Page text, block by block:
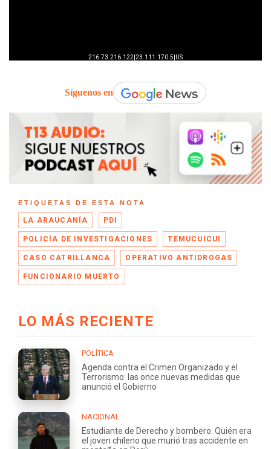
Síguenos en
ETIQUETAS DE ESTA NOTA
LA ARAUCANÍA PDI
POLICÍA DE INVESTIGACIONES TEMUCUICUI
CASO CATRILLANCA OPERATIVO ANTIDROGAS
FUNCIONARIO MUERTO
LO MÁS RECIENTE
POLÍTICA
Agenda contra el Crimen Organizado y el
Terrorismo: las once nuevas medidas que
anunció el Gobierno
NACIONAL
Estudiante de Derecho y bombero: Quién era
el joven chileno que murió tras accidente en